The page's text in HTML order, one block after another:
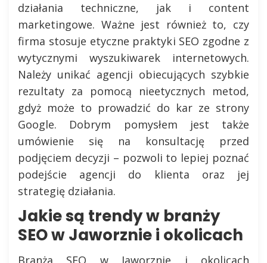
działania techniczne, jak i content
marketingowe. Ważne jest również to, czy
firma stosuje etyczne praktyki SEO zgodne z
wytycznymi wyszukiwarek internetowych.
Należy unikać agencji obiecujących szybkie
rezultaty za pomocą nieetycznych metod,
gdyż może to prowadzić do kar ze strony
Google. Dobrym pomysłem jest także
umówienie się na konsultację przed
podjęciem decyzji – pozwoli to lepiej poznać
podejście agencji do klienta oraz jej
strategię działania.
Jakie są trendy w branży
SEO w Jaworznie i okolicach
Branża SEO w Jaworznie i okolicach